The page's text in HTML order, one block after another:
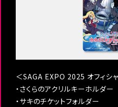
＜SAGA EXPO 2025 オフィシ
・さくらのアクリルキーホルダー
・サキのチケットフォルダー